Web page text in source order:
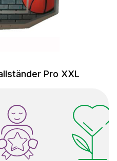
Pro XXL